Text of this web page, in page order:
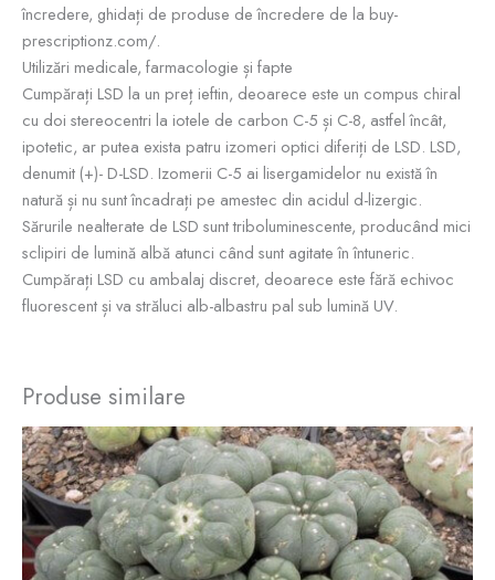
încredere, ghidați de produse de încredere de la buy-
prescriptionz.com/.
Utilizări medicale, farmacologie și fapte
Cumpărați LSD la un preț ieftin, deoarece este un compus chiral
cu doi stereocentri la iotele de carbon C-5 și C-8, astfel încât,
ipotetic, ar putea exista patru izomeri optici diferiți de LSD. LSD,
denumit (+)- D-LSD. Izomerii C-5 ai lisergamidelor nu există în
natură și nu sunt încadrați pe amestec din acidul d-lizergic.
Sărurile nealterate de LSD sunt triboluminescente, producând mici
sclipiri de lumină albă atunci când sunt agitate în întuneric.
Cumpărați LSD cu ambalaj discret, deoarece este fără echivoc
fluorescent și va străluci alb-albastru pal sub lumină UV.
Produse similare
Interval
de
prețuri:
$13.31
până
la
$24.00
Acest
produs
are
mai
multe
variații.